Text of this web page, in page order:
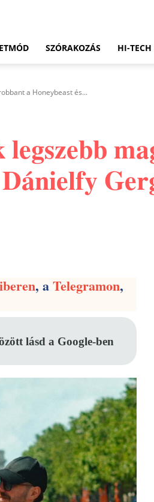
SZÓRAKOZÁS HI-TECH
a Honeybeast és...
, aTelegramon,
lásd a Google-ben